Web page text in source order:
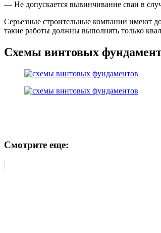
— Не допускается вывинчивание сваи в
Серьезные строительные компании имеют
такие работы должны выполнять только
Схемы винтовых
Смотрите еще: